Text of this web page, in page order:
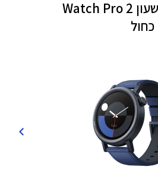
סט רצועות וטבעת לשעון Watch Pro 2